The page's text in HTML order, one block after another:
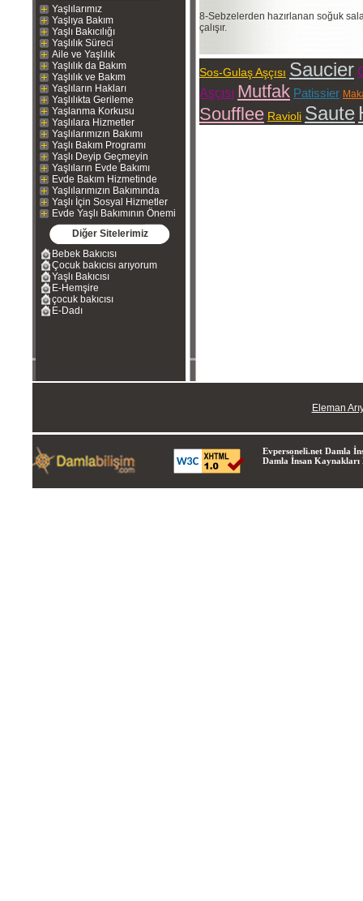
Yaşlılarımız
Yaşlıya Bakım
Yaşlı Bakıcılığı
Yaşlılık Süreci
Aile ve Yaşlılık
Yaşlılık da Bakım
Yaşlılık ve Bakım
Yaşlıların Hakları
Yaşlılıkta Gerileme
Yaşlanma Korkusu
Yaşlılara Hizmetler
Yaşlılarımızın Bakımı
Yaşlı Bakım Programı
Yaşlı Deyip Geçmeyin
Yaşlıların Evde Bakımı
Evde Bakım Hizmetinde
Yaşlılarımızın Bakımında
Yaşlı İçin Sosyal Hizmetler
Evde Yaşlı Bakımının Önemi
Diğer Sitelerimiz
Bebek Bakıcısı
Çocuk bakıcısı arıyorum
Yaşlı Bakıcısı
E-Hemşire
çocuk bakıcısı
E-Dadı
8-Sebzelerden hazırlanan soğuk
çalışır.
Sos-Gulaş Aşçısı Saucier
Aşçısı Mutfak Patissier
Soufflee Ravioli Saute
Eleman
Evpersoneli.net Damla
Damla İnsan Kaynakları